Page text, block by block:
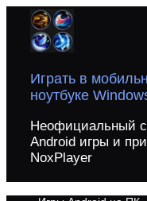
Перейти
содержимому
Играть в
ноутбуке
Неофициальный
Android игры и
NoxPlayer